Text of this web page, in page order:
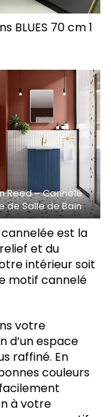
BLUES 70 cm 1
Reed – Cannelé
de Salle de Bain
est la
et du
intérieur soit
motif cannelé
votre
d’un espace
raffiné. En
couleurs
à votre